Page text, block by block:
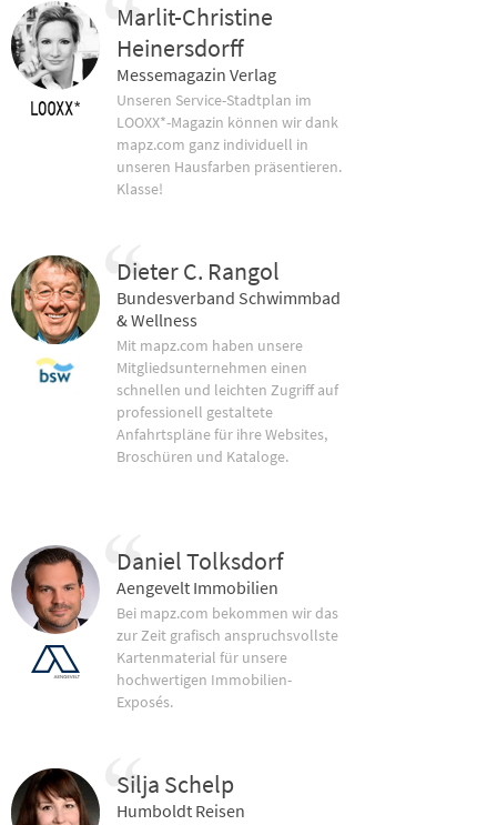
Marlit-Christine
Heinersdorff
Messemagazin Verlag
Unseren Service-Stadtplan im
LOOXX*-Magazin können wir dank
mapz.com ganz individuell in
unseren Hausfarben präsentieren.
Klasse!
Dieter C. Rangol
Bundesverband Schwimmbad
& Wellness
Mit mapz.com haben unsere
Mitgliedsunternehmen einen
schnellen und leichten Zugriff auf
professionell gestaltete
Anfahrtspläne für ihre Websites,
Broschüren und Kataloge.
Daniel Tolksdorf
Aengevelt Immobilien
Bei mapz.com bekommen wir das
zur Zeit grafisch anspruchsvollste
Kartenmaterial für unsere
hochwertigen Immobilien-
Exposés.
Silja Schelp
Humboldt Reisen